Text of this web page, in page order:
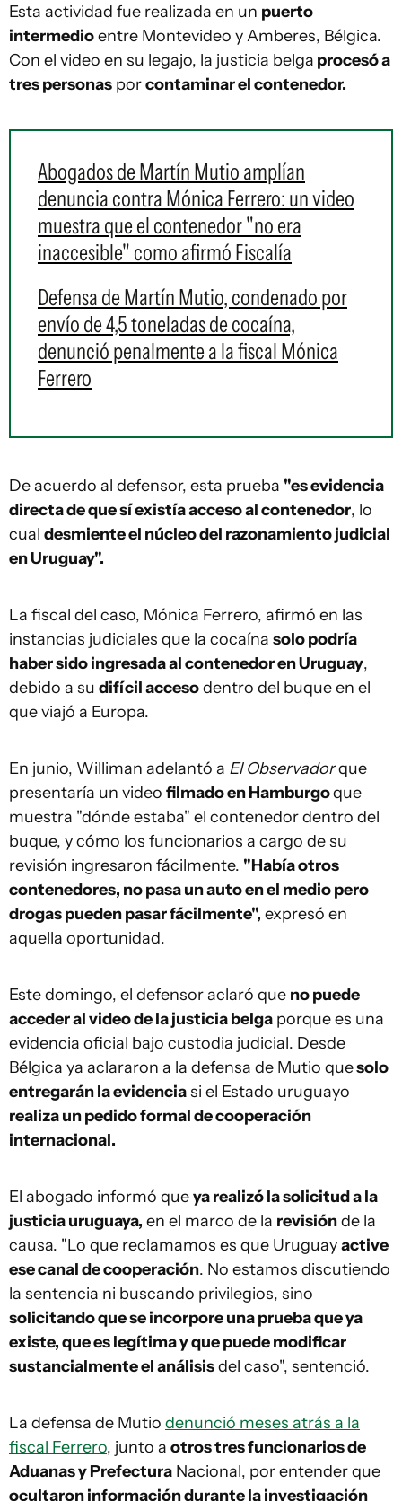
Esta actividad fue realizada en un puerto
intermedioentre Montevideo y Amberes, Bélgica.
Con el video en su legajo, la justicia belga procesó a
tres personas porcontaminar el contenedor.
Abogados de Martín Mutio amplían
denuncia contra Mónica Ferrero: un video
muestra que el contenedor "no era
inaccesible" como afirmó Fiscalía
Defensa de Martín Mutio, condenado por
envío de 4,5 toneladas de cocaína,
denunció penalmente a la fiscal Mónica
Ferrero
De acuerdo al defensor, esta prueba "es evidencia
directa de que sí existía acceso al contenedor, lo
cual desmiente el núcleo del razonamiento judicial
en Uruguay".
La fiscal del caso, Mónica Ferrero, afirmó en las
instancias judiciales que la cocaína solo podría
haber sido ingresada al contenedor en Uruguay,
debido a su difícil accesodentro del buque en el
que viajó a Europa.
En junio, Williman adelantó a El Observadorque
presentaría un video filmado en Hamburgoque
muestra "dónde estaba" el contenedor dentro del
buque, y cómo los funcionarios a cargo de su
revisión ingresaron fácilmente. "Había otros
contenedores, no pasa un auto en el medio pero
drogas pueden pasar fácilmente", expresó en
aquella oportunidad.
Este domingo, el defensor aclaró que no puede
acceder al video de la justicia belga porque es una
evidencia oficial bajo custodia judicial. Desde
Bélgica ya aclararon a la defensa de Mutio quesolo
entregarán la evidenciasi el Estado uruguayo
realiza un pedido formal de cooperación
internacional.
El abogado informó queya realizó la solicitud a la
justicia uruguaya, en el marco de la revisiónde la
causa. "Lo que reclamamos es que Uruguayactive
ese canal de cooperación. No estamos discutiendo
la sentencia ni buscando privilegios, sino
solicitando que se incorpore una prueba que ya
existe, que es legítima y que puede modificar
sustancialmente el análisisdel caso", sentenció.
La defensa de Mutio denunció meses atrás a la
fiscal Ferrero, junto a otros tres funcionarios de
Aduanas y Prefectura Nacional, por entender que
ocultaron información durante la investigación